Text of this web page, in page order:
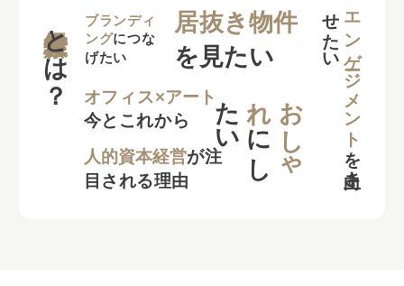
とは？
ブランディ
ングにつな
げたい
居抜き物件
を見たい
オフィス×アート
今とこれから
人的資本経営が注
目される理由
お
し
ゃ
れ
に
し
た
い エンゲージメント
を
向上さ
せ
た
い